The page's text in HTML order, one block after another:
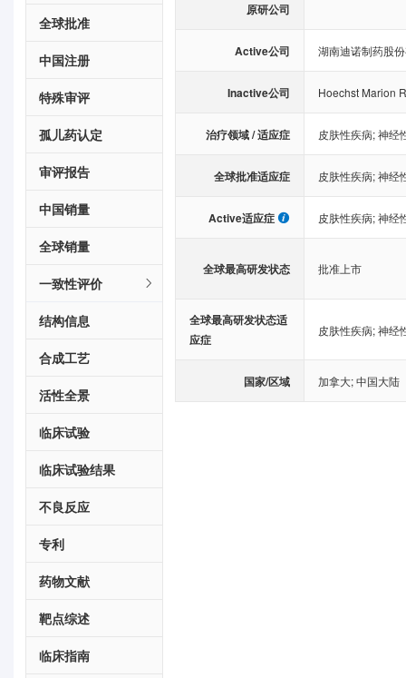
全球批准
中国注册
特殊审评
孤儿药认定
审评报告
中国销量
全球销量
一致性评价
结构信息
合成工艺
活性全景
临床试验
临床试验结果
不良反应
专利
药物文献
靶点综述
临床指南
原研公司
Active公司 湖南迪诺制药股
Inactive公司 Hoechst Marion
治疗领域 / 适应症 皮肤性疾病;神经
全球批准适应症 皮肤性疾病;神经
Active适应症 皮肤性疾病;神经
全球最高研发状态 批准上市
全球最高研发状态适
应症
皮肤性疾病;神经
国家/区域 加拿大;中国大陆